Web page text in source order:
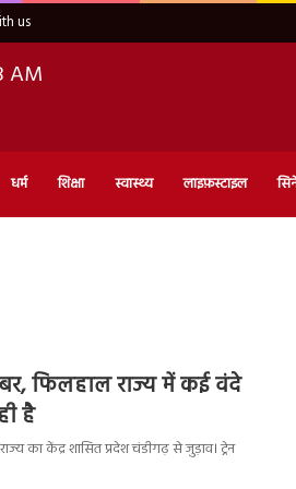
us
AM
धर्म शिक्षा स्वास्थ्य लाइफ़स्टाइल
फिलहाल राज्य में कई वंदे
है
का केंद्र शासित प्रदेश चंडीगढ़ से जुड़ाव। ट्रेन